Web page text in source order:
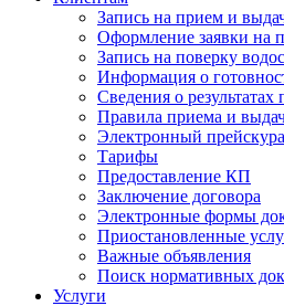
Запись на прием и
Оформление заявки на
Запись на поверку
Информация о
Сведения о
Правила приема и
Электронный
Тарифы
Предоставление КП
Заключение договора
Электронные формы
Приостановленные
Важные объявления
Поиск нормативных
Услуги